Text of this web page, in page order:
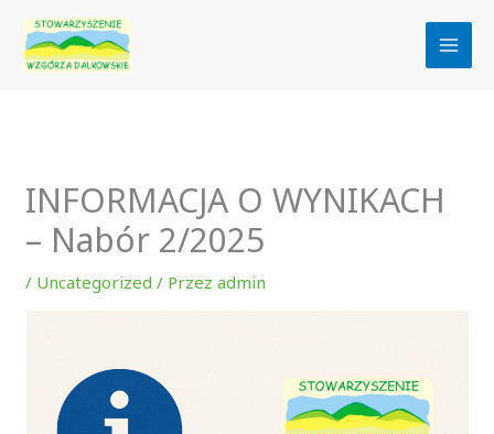
Przejdź
treści
INFORMACJA O WYNIKACH
– Nabór 2/2025
/ Uncategorized / Przezadmin